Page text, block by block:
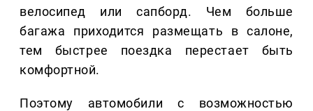
велосипед или сапборд. Чем больше
багажа приходится размещать в салоне,
тем быстрее поездка перестает быть
комфортной.
Поэтому автомобили с возможностью